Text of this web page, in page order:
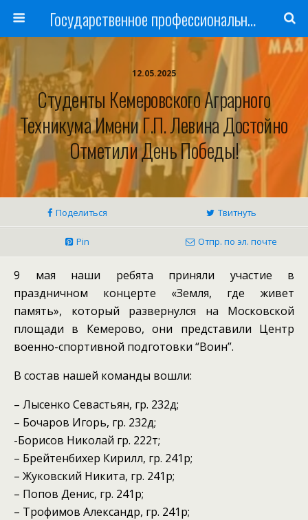
Государственное профессиональное образовательное учреждение
12.05.2025
Студенты Кемеровского Аграрного
Техникума Имени Г.П. Левина Достойно
Отметили День Победы!
Поделиться Твитнуть
Pin Отпр. по эл. почте
9 мая наши ребята приняли участие в
праздничном концерте «Земля, где живет
память», который развернулся на Московской
площади в Кемерово, они представили Центр
военно-спортивной подготовки “Воин”.
В состав нашей команды вошли:
– Лысенко Севастьян, гр. 232д;
– Бочаров Игорь, гр. 232д;
-Борисов Николай гр. 222т;
– Брейтенбихер Кирилл, гр. 241р;
– Жуковский Никита, гр. 241р;
– Попов Денис, гр. 241р;
– Трофимов Александр, гр. 241р;